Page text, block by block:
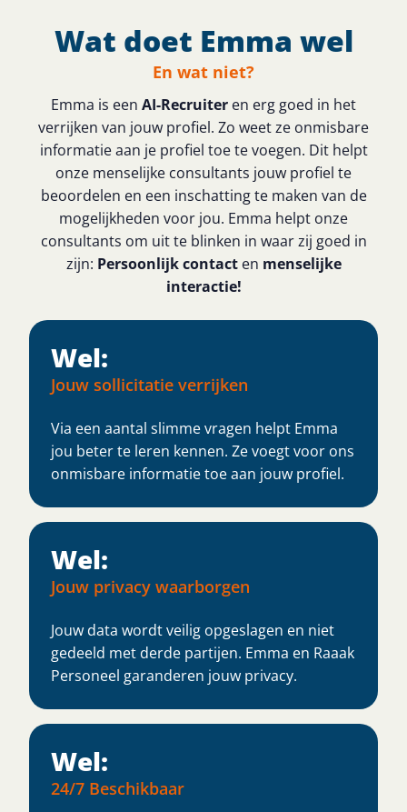
Wat doet Emma wel
En wat niet?
Emma is een AI-Recruiter en erg goed in het
verrijken van jouw profiel. Zo weet ze onmisbare
informatie aan je profiel toe te voegen. Dit helpt
onze menselijke consultants jouw profiel te
beoordelen en een inschatting te maken van de
mogelijkheden voor jou. Emma helpt onze
consultants om uit te blinken in waar zij goed in
zijn: Persoonlijk contact en menselijke
interactie!
Wel:
Jouw sollicitatie verrijken
Via een aantal slimme vragen helpt Emma
jou beter te leren kennen. Ze voegt voor ons
onmisbare informatie toe aan jouw profiel.
Wel:
Jouw privacy waarborgen
Jouw data wordt veilig opgeslagen en niet
gedeeld met derde partijen. Emma en Raaak
Personeel garanderen jouw privacy.
Wel:
24/7 Beschikbaar